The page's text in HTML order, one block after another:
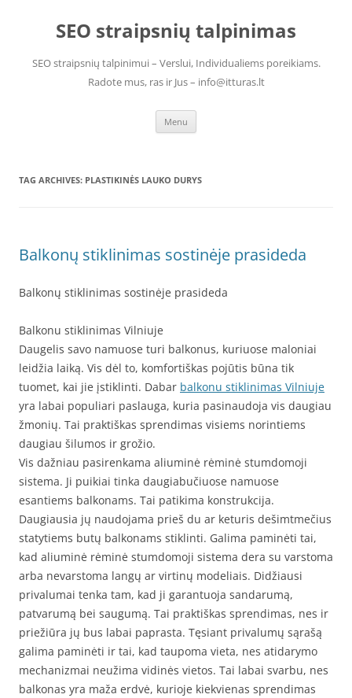
contentSEO straipsnių talpinimas
SEO straipsnių talpinimui – Verslui, Individualiems poreikiams.
Radote mus, ras ir Jus – info@itturas.lt
Menu
TAG ARCHIVES: PLASTIKINĖS LAUKO DURYS
Balkonų stiklinimas sostinėje prasideda
Balkonų stiklinimas sostinėje prasideda
Balkonu stiklinimas Vilniuje
Daugelis savo namuose turi balkonus, kuriuose maloniai
leidžia laiką. Vis dėl to, komfortiškas pojūtis būna tik
tuomet, kai jie įstiklinti. Dabar balkonu stiklinimas Vilniuje
yra labai populiari paslauga, kuria pasinaudoja vis daugiau
žmonių. Tai praktiškas sprendimas visiems norintiems
daugiau šilumos ir grožio.
Vis dažniau pasirenkama aliuminė rėminė stumdomoji
sistema. Ji puikiai tinka daugiabučiuose namuose
esantiems balkonams. Tai patikima konstrukcija.
Daugiausia jų naudojama prieš du ar keturis dešimtmečius
statytiems butų balkonams stiklinti. Galima paminėti tai,
kad aliuminė rėminė stumdomoji sistema dera su varstoma
arba nevarstoma langų ar virtinų modeliais. Didžiausi
privalumai tenka tam, kad ji garantuoja sandarumą,
patvarumą bei saugumą. Tai praktiškas sprendimas, nes ir
priežiūra jų bus labai paprasta. Tęsiant privalumų sąrašą
galima paminėti ir tai, kad taupoma vieta, nes atidarymo
mechanizmai neužima vidinės vietos. Tai labai svarbu, nes
balkonas yra maža erdvė, kurioje kiekvienas sprendimas